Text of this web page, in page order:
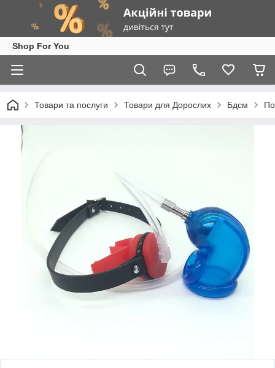
Shop For You
Товари та послуги Товари для Дорослих Бдсм